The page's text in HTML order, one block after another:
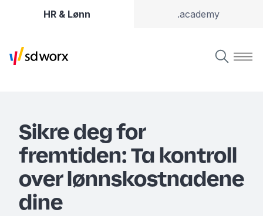
HR & Lønn .academy
Sikre deg for
fremtiden: Ta kontroll
over lønnskostnadene
dine